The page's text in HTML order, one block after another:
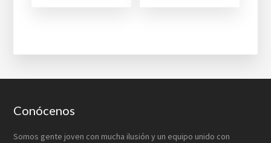
Footer
Conócenos
Somos gente joven con mucha ilusión y un equipo unido con